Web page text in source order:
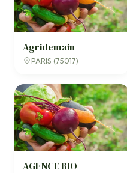
Agridemain
PARIS (75017)
AGENCE BIO